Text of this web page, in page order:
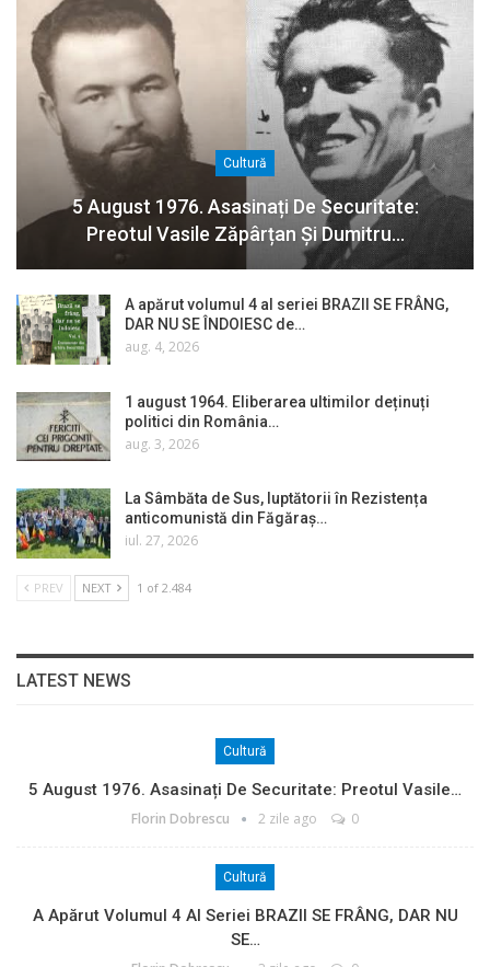
Cultură
5 August 1976. Asasinați De Securitate:
Preotul Vasile Zăpârțan Și Dumitru…
A apărut volumul 4 al seriei BRAZII SE FRÂNG,
DAR NU SE ÎNDOIESC de…
aug. 4, 2026
1 august 1964. Eliberarea ultimilor deținuți
politici din România…
aug. 3, 2026
La Sâmbăta de Sus, luptătorii în Rezistența
anticomunistă din Făgăraș…
iul. 27, 2026
PREV NEXT 1 of 2.484
LATEST NEWS
Cultură
5 August 1976. Asasinați De Securitate: Preotul Vasile…
Florin Dobrescu 2 zile ago 0
Cultură
A Apărut Volumul 4 Al Seriei BRAZII SE FRÂNG, DAR NU
SE…